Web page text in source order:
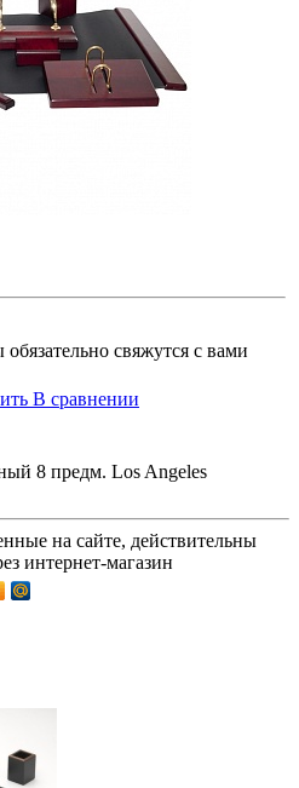
свяжутся с вами
В сравнении
8 предм. Los Angeles
на сайте, действительны
интернет-магазин